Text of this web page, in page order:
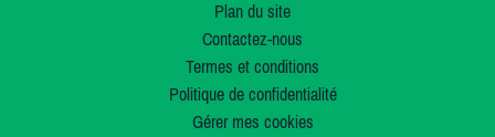
Plan du site
Contactez-nous
Termes et conditions
Politique de confidentialité
Gérer mes cookies